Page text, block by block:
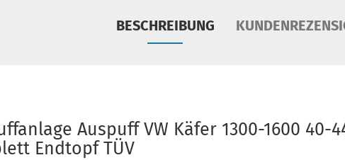
BESCHREIBUNG
Auspuff VW Käfer 1300-1600 40-
Endtopf TÜV